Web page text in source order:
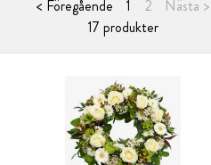
< Föregående 1 2
Nästa >
17 produkter